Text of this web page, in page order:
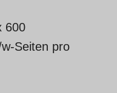
600
Seiten pro